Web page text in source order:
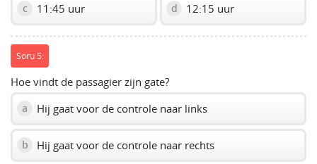
c 11:45 uur d 12:15 uur
Soru 5:
Hoe vindt de passagier zijn gate?
a Hij gaat voor de controle naar links
b Hij gaat voor de controle naar rechts